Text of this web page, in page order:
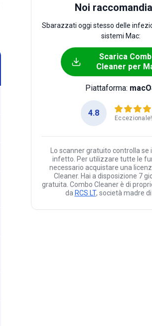
Noi
Sbarazzati oggi stesso delle
sistemi Mac:
Scarica
Cleaner per
Piattaforma:
4.8
Eccezionale!
Lo scanner gratuito controlla se
infetto. Per utilizzare tutte le
necessario acquistare una
Cleaner. Hai a disposizione 7
gratuita. Combo Cleaner è di
da RCS LT, società madre di